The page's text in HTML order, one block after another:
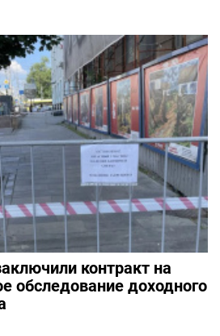
контракт на
обследование доходного